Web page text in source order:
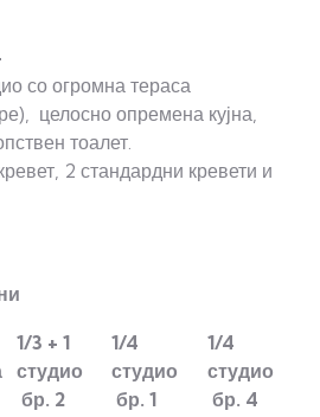
со огромна тераса
целосно опремена кујна,
тоалет.
2 стандардни кревети и
1/3 + 1
студио
бр. 2
1/4
студио
бр. 1
1/4
студио
бр. 4